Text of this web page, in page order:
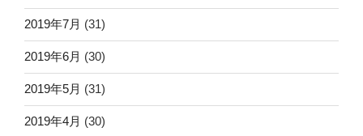
2019年7月 (31)
2019年6月 (30)
2019年5月 (31)
2019年4月 (30)